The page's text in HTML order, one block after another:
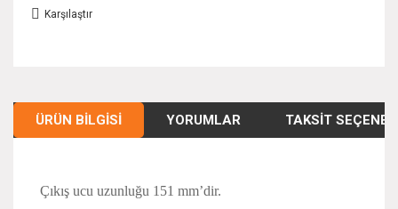
Karşılaştır
ÜRÜN BILGISI YORUMLAR TAKSIT
Çıkış ucu uzunluğu 151 mm’dir.